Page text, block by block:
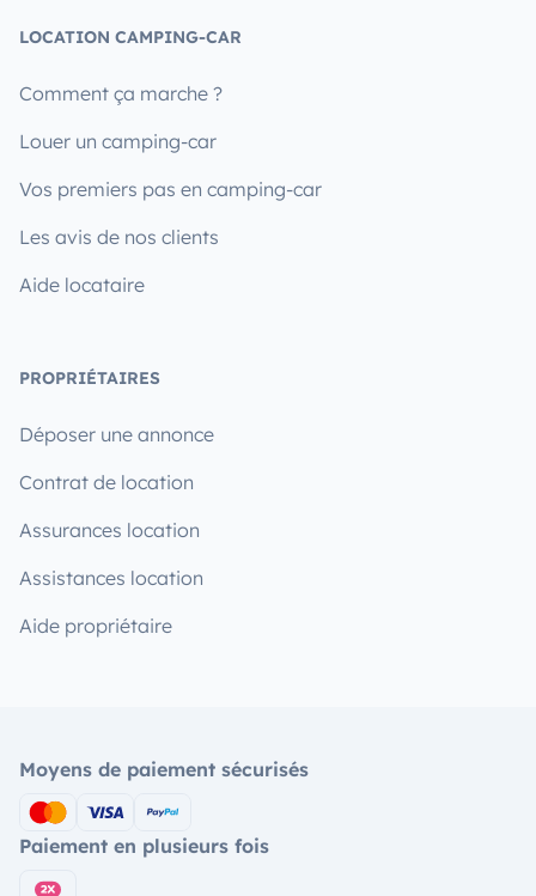
LOCATION CAMPING-CAR
Comment ça marche ?
Louer un camping-car
Vos premiers pas en camping-car
Les avis de nos clients
Aide locataire
PROPRIÉTAIRES
Déposer une annonce
Contrat de location
Assurances location
Assistances location
Aide propriétaire
Moyens de paiement sécurisés
Paiement en plusieurs fois